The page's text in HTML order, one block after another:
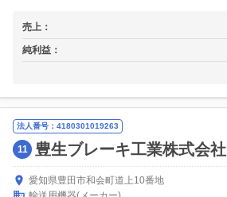
売上：
純利益：
法人番号：4180301019263
11 豊生ブレーキ工業株式会社
愛知県豊田市和会町道上10番地